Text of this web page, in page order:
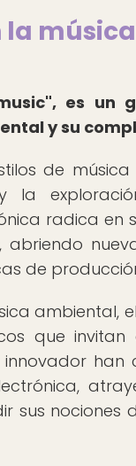
la música
es un
y su
de
la
radica
de
ambiental,
que
han
sus nociones